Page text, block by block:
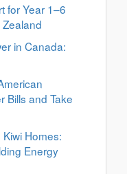
for Year 1–6
in Canada:
Bills and Take
Homes:
Energy